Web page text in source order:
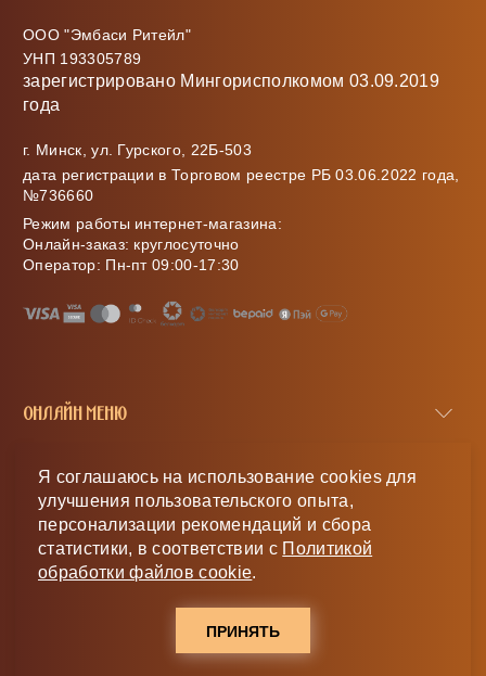
ООО "Эмбаси Ритейл"
УНП 193305789
зарегистрировано Мингорисполкомом 03.09.2019
года
г. Минск, ул. Гурского, 22Б-503
дата регистрации в Торговом реестре РБ 03.06.2022 года,
№736660
Режим работы интернет-магазина:
Онлайн-заказ: круглосуточно
Оператор: Пн-пт 09:00-17:30
ОНЛАЙН МЕНЮ
МЕНЮ САЙТА
КЛИЕНТУ
МЫ В РЕГИОНАХ
ООО "Эмбаси Ритейл" 2020-2026
Я соглашаюсь на использование cookies для
улучшения пользовательского опыта,
персонализации рекомендаций и сбора
статистики, в соответствии с Политикой
обработки файлов cookie.
ПРИНЯТЬ